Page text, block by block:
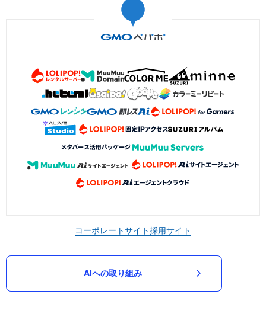
コーポレートサイト採用サイト
AIへの取り組み